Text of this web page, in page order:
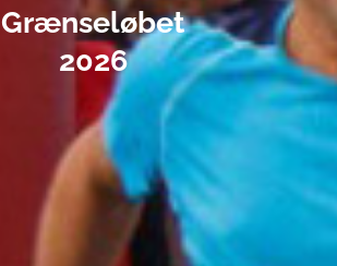
Grænseløbet
2026